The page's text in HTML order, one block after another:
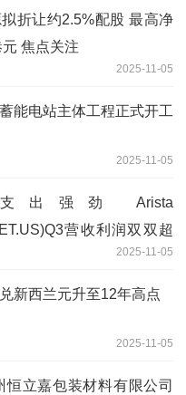
折让约2.5%配股 最高净
焦点关注
2025-11-05
能电站主体工程正式开工
2025-11-05
出强劲 Arista
营收利润双双超
2025-11-05
新西兰元升至12年高点
2025-11-05
恒立嘉包装材料有限公司